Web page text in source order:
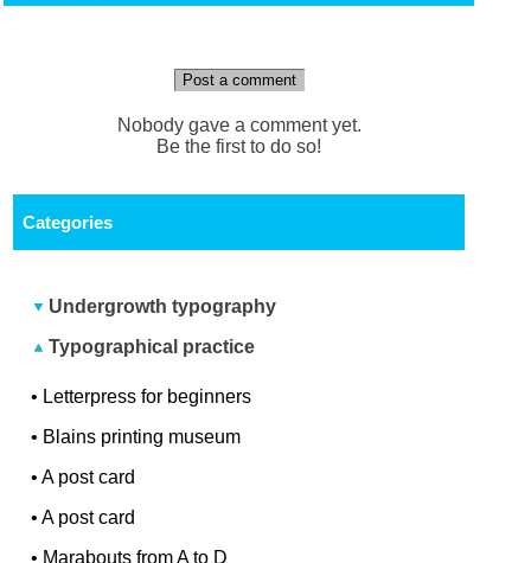
Post a comment
Nobody gave a comment yet.
Be the first to do so!
Categories
Undergrowth typography
Typographical practice
• Letterpress for beginners
• Blains printing museum
•A post card
•A post card
• Marabouts from A to D